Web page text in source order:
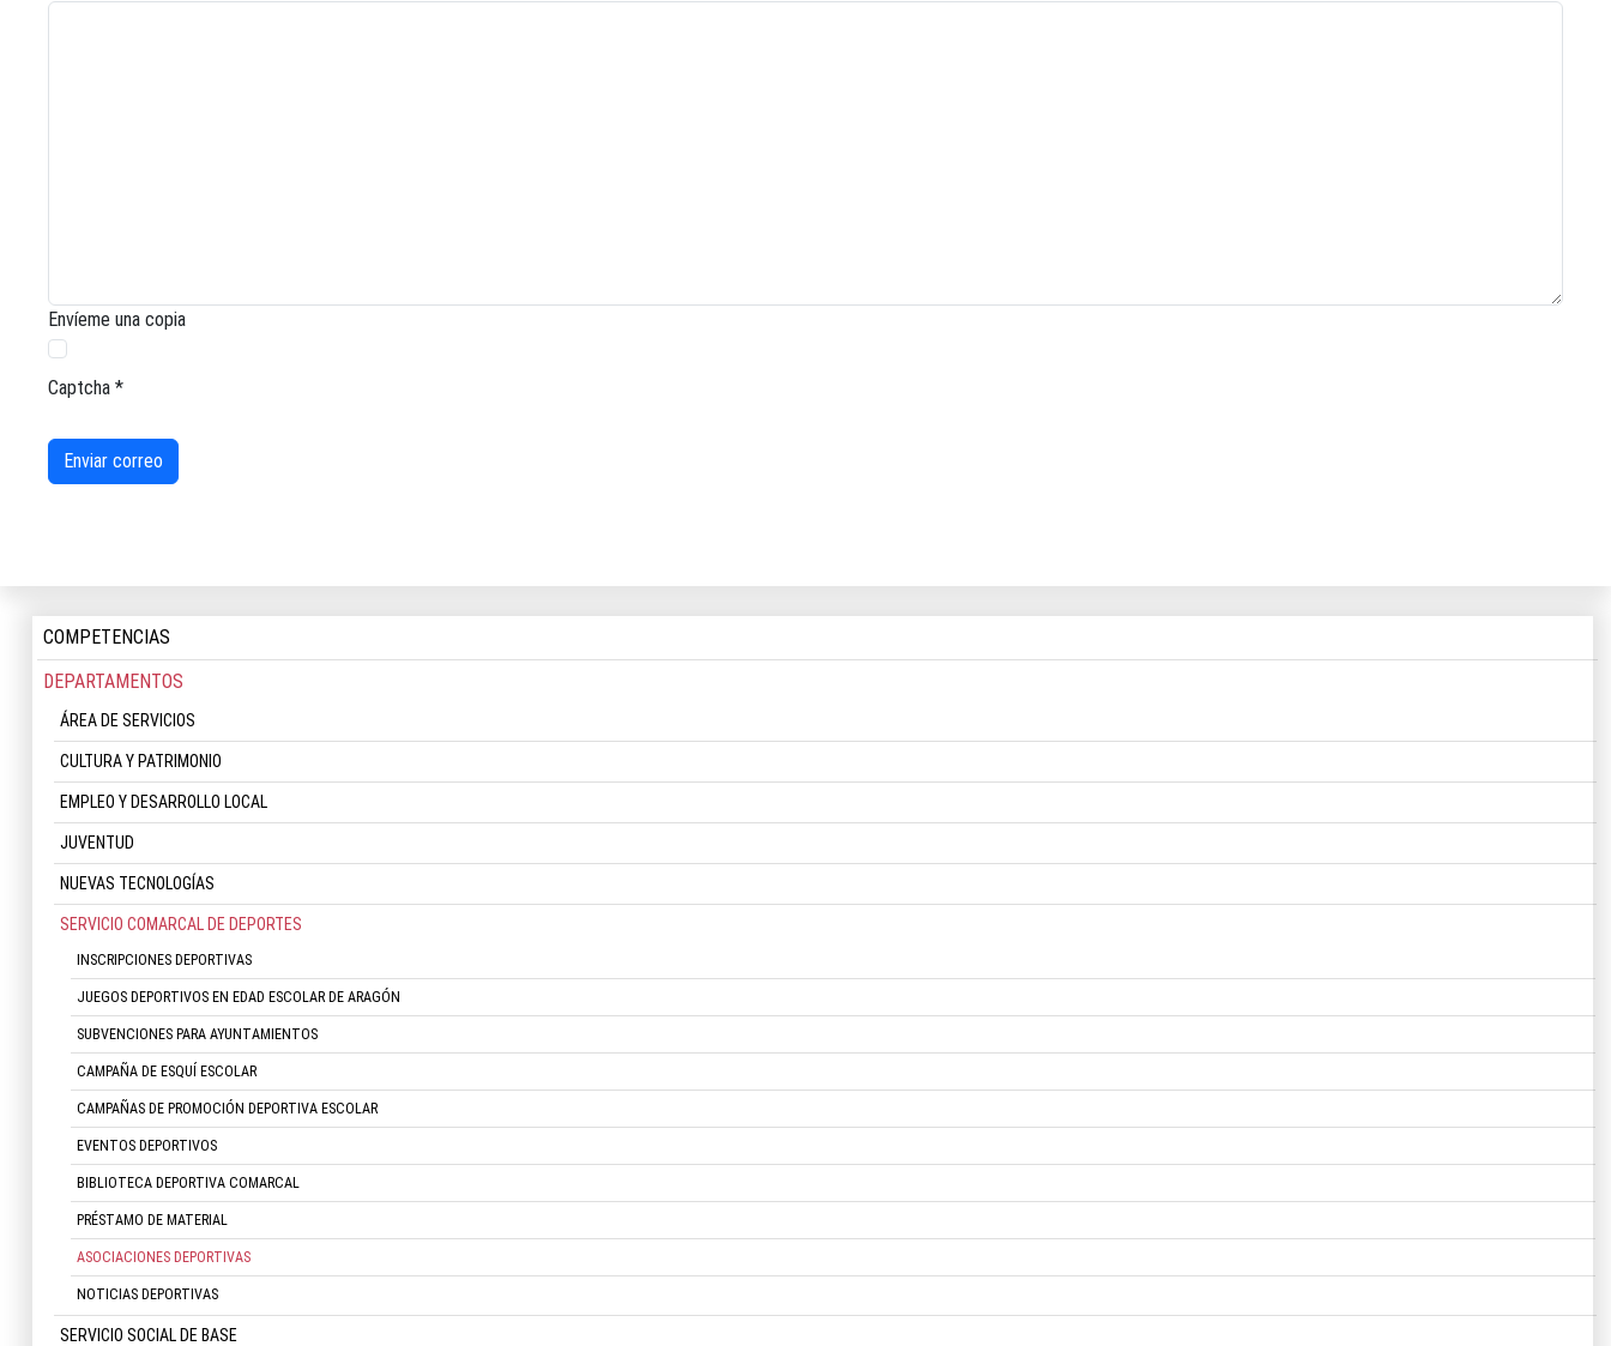
Envíeme una copia
Captcha *
Enviar correo
COMPETENCIAS
DEPARTAMENTOS
ÁREA DE SERVICIOS
CULTURA Y PATRIMONIO
EMPLEO Y DESARROLLO LOCAL
JUVENTUD
NUEVAS TECNOLOGÍAS
SERVICIO COMARCAL DE DEPORTES
INSCRIPCIONES DEPORTIVAS
JUEGOS DEPORTIVOS EN EDAD ESCOLAR DE ARAGÓN
SUBVENCIONES PARA AYUNTAMIENTOS
CAMPAÑA DE ESQUÍ ESCOLAR
CAMPAÑAS DE PROMOCIÓN DEPORTIVA ESCOLAR
EVENTOS DEPORTIVOS
BIBLIOTECA DEPORTIVA COMARCAL
PRÉSTAMO DE MATERIAL
ASOCIACIONES DEPORTIVAS
NOTICIAS DEPORTIVAS
SERVICIO SOCIAL DE BASE